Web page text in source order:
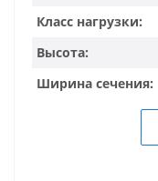
Класс нагрузки:
Высота:
Ширина сечения: